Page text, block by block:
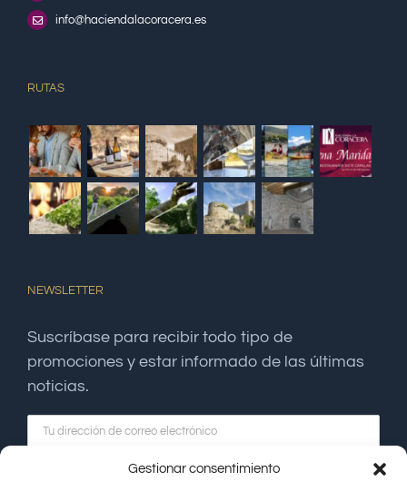
Gestionar consentimiento
info@haciendalacoracera.es
RUTAS
NEWSLETTER
Suscríbase para recibir todo tipo de
promociones y estar informado de las últimas
noticias.